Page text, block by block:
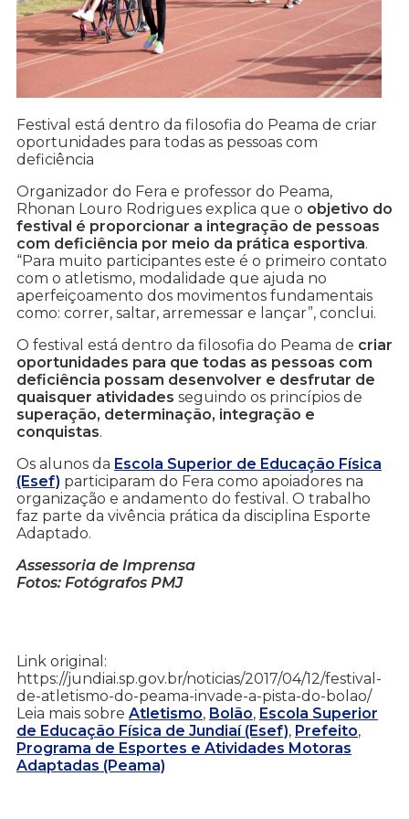
Festival está dentro da filosofia do Peama de criar
oportunidades para todas as pessoas com
deficiência
Organizador do Fera e professor do Peama,
Rhonan Louro Rodrigues explica que o objetivo do
festival é proporcionar a integração de pessoas
com deficiência por meio da prática esportiva.
“Para muito participantes este é o primeiro contato
com o atletismo, modalidade que ajuda no
aperfeiçoamento dos movimentos fundamentais
como: correr, saltar, arremessar e lançar”, conclui.
O festival está dentro da filosofia do Peama de criar
oportunidades para que todas as pessoas com
deficiência possam desenvolver e desfrutar de
quaisquer atividades seguindo os princípios de
superação, determinação, integração e
conquistas.
Os alunos da Escola Superior de Educação Física
(Esef) participaram do Fera como apoiadores na
organização e andamento do festival. O trabalho
faz parte da vivência prática da disciplina Esporte
Adaptado.
Assessoria de Imprensa
Fotos: Fotógrafos PMJ
Link original:
https://jundiai.sp.gov.br/noticias/2017/04/12/festival-
de-atletismo-do-peama-invade-a-pista-do-bolao/
Leia mais sobre Atletismo, Bolão, Escola Superior
de Educação Física de Jundiaí (Esef), Prefeito,
Programa de Esportes e Atividades Motoras
Adaptadas (Peama)